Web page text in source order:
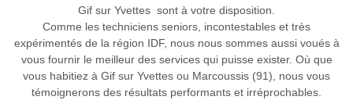
Gif sur Yvettes sont à votre disposition.
Comme les techniciens seniors, incontestables et très
expérimentés de la région IDF, nous nous sommes aussi voués à
vous fournir le meilleur des services qui puisse exister. Où que
vous habitiez à Gif sur Yvettes ou Marcoussis (91), nous vous
témoignerons des résultats performants et irréprochables.